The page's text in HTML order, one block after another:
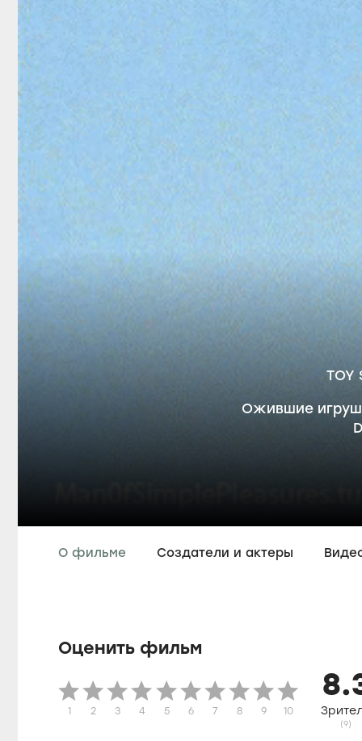
TOY
Ожившие
О фильме Создатели и актеры
Оценить фильм
1 2 3 4 5 6 7 8 9 10
(9)